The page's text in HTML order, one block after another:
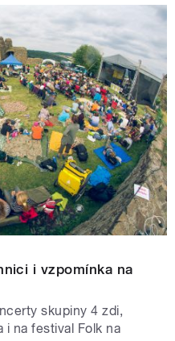
i vzpomínka na
skupiny 4 zdi,
i na festival Folk na